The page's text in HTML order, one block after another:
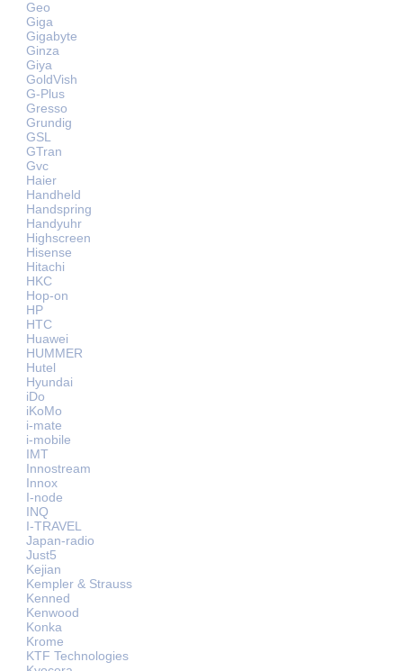
Geo
Giga
Gigabyte
Ginza
Giya
GoldVish
G-Plus
Gresso
Grundig
GSL
GTran
Gvc
Haier
Handheld
Handspring
Handyuhr
Highscreen
Hisense
Hitachi
HKC
Hop-on
HP
HTC
Huawei
HUMMER
Hutel
Hyundai
iDo
iKoMo
i-mate
i-mobile
IMT
Innostream
Innox
I-node
INQ
I-TRAVEL
Japan-radio
Just5
Kejian
Kempler & Strauss
Kenned
Kenwood
Konka
Krome
KTF Technologies